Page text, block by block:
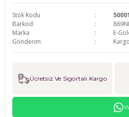
Stok Kodu
Barkod
Marka
E-
Gönderim
Ücretsiz Ve Sigortalı Kargo